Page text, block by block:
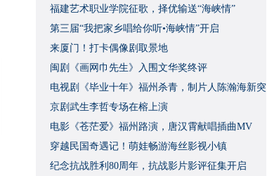
福建艺术职业学院征歌，择优输送“海峡情”
​第三届“我把家乡唱给你听•海峡情”开启
来厦门！打卡偶像剧取景地
闽剧《画网巾先生》入围文华奖终评
​电视剧《毕业十年》福州杀青，制片人陈瀚海新突
破
京剧武生李哲专场在榕上演
​电影《苍茫爱》福州路演，唐汉霄献唱插曲MV
穿越民国奇遇记！萌娃畅游海丝影视小镇
​纪念抗战胜利80周年，抗战影片影评征集开启